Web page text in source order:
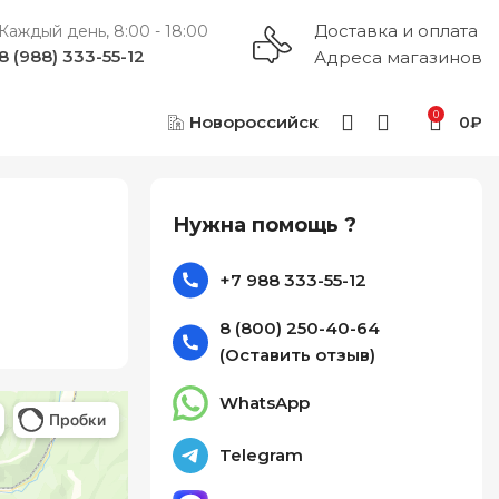
день, 8:00 - 18:00
(988) 333-55-12
Доставка и оплата
Адреса магазинов
Новороссийск 0 0₽
Нужна помощь ?
+7 988 333-55-12
8 (800) 250-40-64
(Оставить отзыв)
WhatsApp
Telegram